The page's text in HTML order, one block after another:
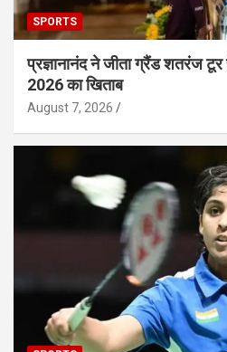
SPORTS
प्रज्ञानानंद ने जीता ग्रैंड शतरंज
2026 का खिताब
August 7, 2026